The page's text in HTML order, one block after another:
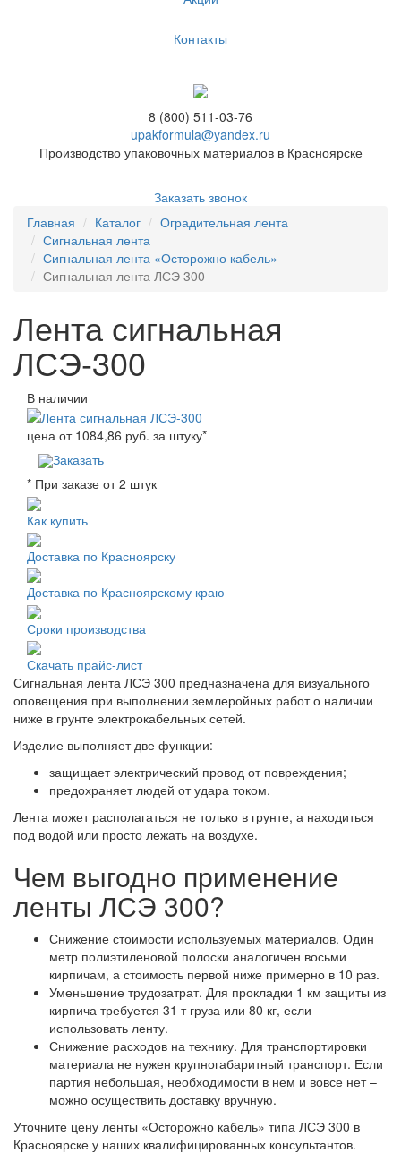
Контакты
8 (800) 511-03-76
upakformula@yandex.ru
Производство упаковочных материалов в Красноярске
Заказать звонок
Главная
Каталог
Оградительная лента
Сигнальная лента
Сигнальная лента «Осторожно кабель»
Сигнальная лента ЛСЭ 300
Лента сигнальная
ЛСЭ-300
В наличии
цена от 1084,86 руб. за штуку*
Заказать
* При заказе от 2 штук
Как купить
Доставка по Красноярску
Доставка по Красноярскому краю
Сроки производства
Скачать прайс-лист
Сигнальная лента ЛСЭ 300 предназначена для визуального
оповещения при выполнении землеройных работ о наличии
ниже в грунте электрокабельных сетей.
Изделие выполняет две функции:
защищает электрический провод от повреждения;
предохраняет людей от удара током.
Лента может располагаться не только в грунте, а находиться
под водой или просто лежать на воздухе.
Чем выгодно применение
ленты ЛСЭ 300?
Снижение стоимости используемых материалов. Один
метр полиэтиленовой полоски аналогичен восьми
кирпичам, а стоимость первой ниже примерно в 10 раз.
Уменьшение трудозатрат. Для прокладки 1 км защиты из
кирпича требуется 31 т груза или 80 кг, если
использовать ленту.
Снижение расходов на технику. Для транспортировки
материала не нужен крупногабаритный транспорт. Если
партия небольшая, необходимости в нем и вовсе нет –
можно осуществить доставку вручную.
Уточните цену ленты «Осторожно кабель» типа ЛСЭ 300 в
Красноярске у наших квалифицированных консультантов.